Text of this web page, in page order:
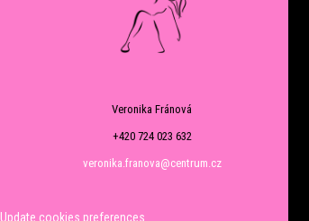
Veronika Fránová
+420 724 023 632
veronika.franova@centrum.cz
Update cookies preferences